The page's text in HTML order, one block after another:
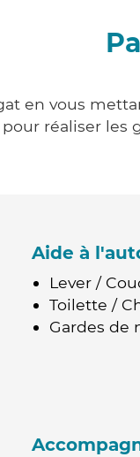
en vous
réaliser
Aide à
Lever /
Toilette /
Gardes de